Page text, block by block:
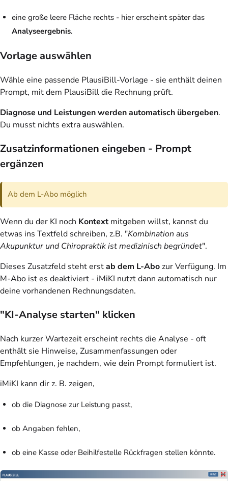
eine große leere Fläche rechts - hier erscheint später das
Analyseergebnis.
Vorlage auswählen
Wähle eine passende PlausiBill-Vorlage - sie enthält deinen
Prompt, mit dem PlausiBill die Rechnung prüft.
Diagnose und Leistungen werden automatisch übergeben.
Du musst nichts extra auswählen.
Zusatzinformationen eingeben - Prompt
ergänzen
Ab dem L-Abo möglich
Wenn du der KI noch Kontextmitgeben willst, kannst du
etwas ins Textfeld schreiben, z.B. "Kombination aus
Akupunktur und Chiropraktik ist medizinisch begründet".
Dieses Zusatzfeld steht erstab dem L-Abozur Verfügung. Im
M-Abo ist es deaktiviert - iMiKI nutzt dann automatisch nur
deine vorhandenen Rechnungsdaten.
"KI-Analyse starten" klicken
Nach kurzer Wartezeit erscheint rechts die Analyse - oft
enthält sie Hinweise, Zusammenfassungen oder
Empfehlungen, je nachdem, wie dein Prompt formuliert ist.
iMiKI kann dir z. B. zeigen,
ob die Diagnose zur Leistung passt,
ob Angaben fehlen,
ob eine Kasse oder Beihilfestelle Rückfragen stellen könnte.